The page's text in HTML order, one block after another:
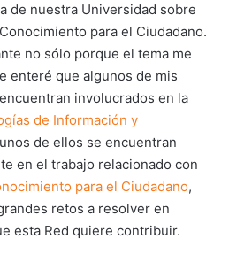
de nuestra Universidad sobre
para el Ciudadano.
no sólo porque el tema me
enteré que algunos de mis
involucrados en la
de Información y
de ellos se encuentran
en el trabajo relacionado con
para el Ciudadano,
retos a resolver en
esta Red quiere contribuir.